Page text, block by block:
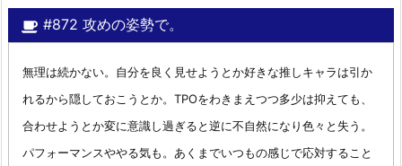
#872 攻めの姿勢で。
無理は続かない。自分を良く見せようとか好きな推しキャラは引か
れるから隠しておこうとか。TPOをわきまえつつ多少は抑えても、
合わせようとか変に意識し過ぎると逆に不自然になり色々と失う。
パフォーマンスややる気も。あくまでいつもの感じで応対すること